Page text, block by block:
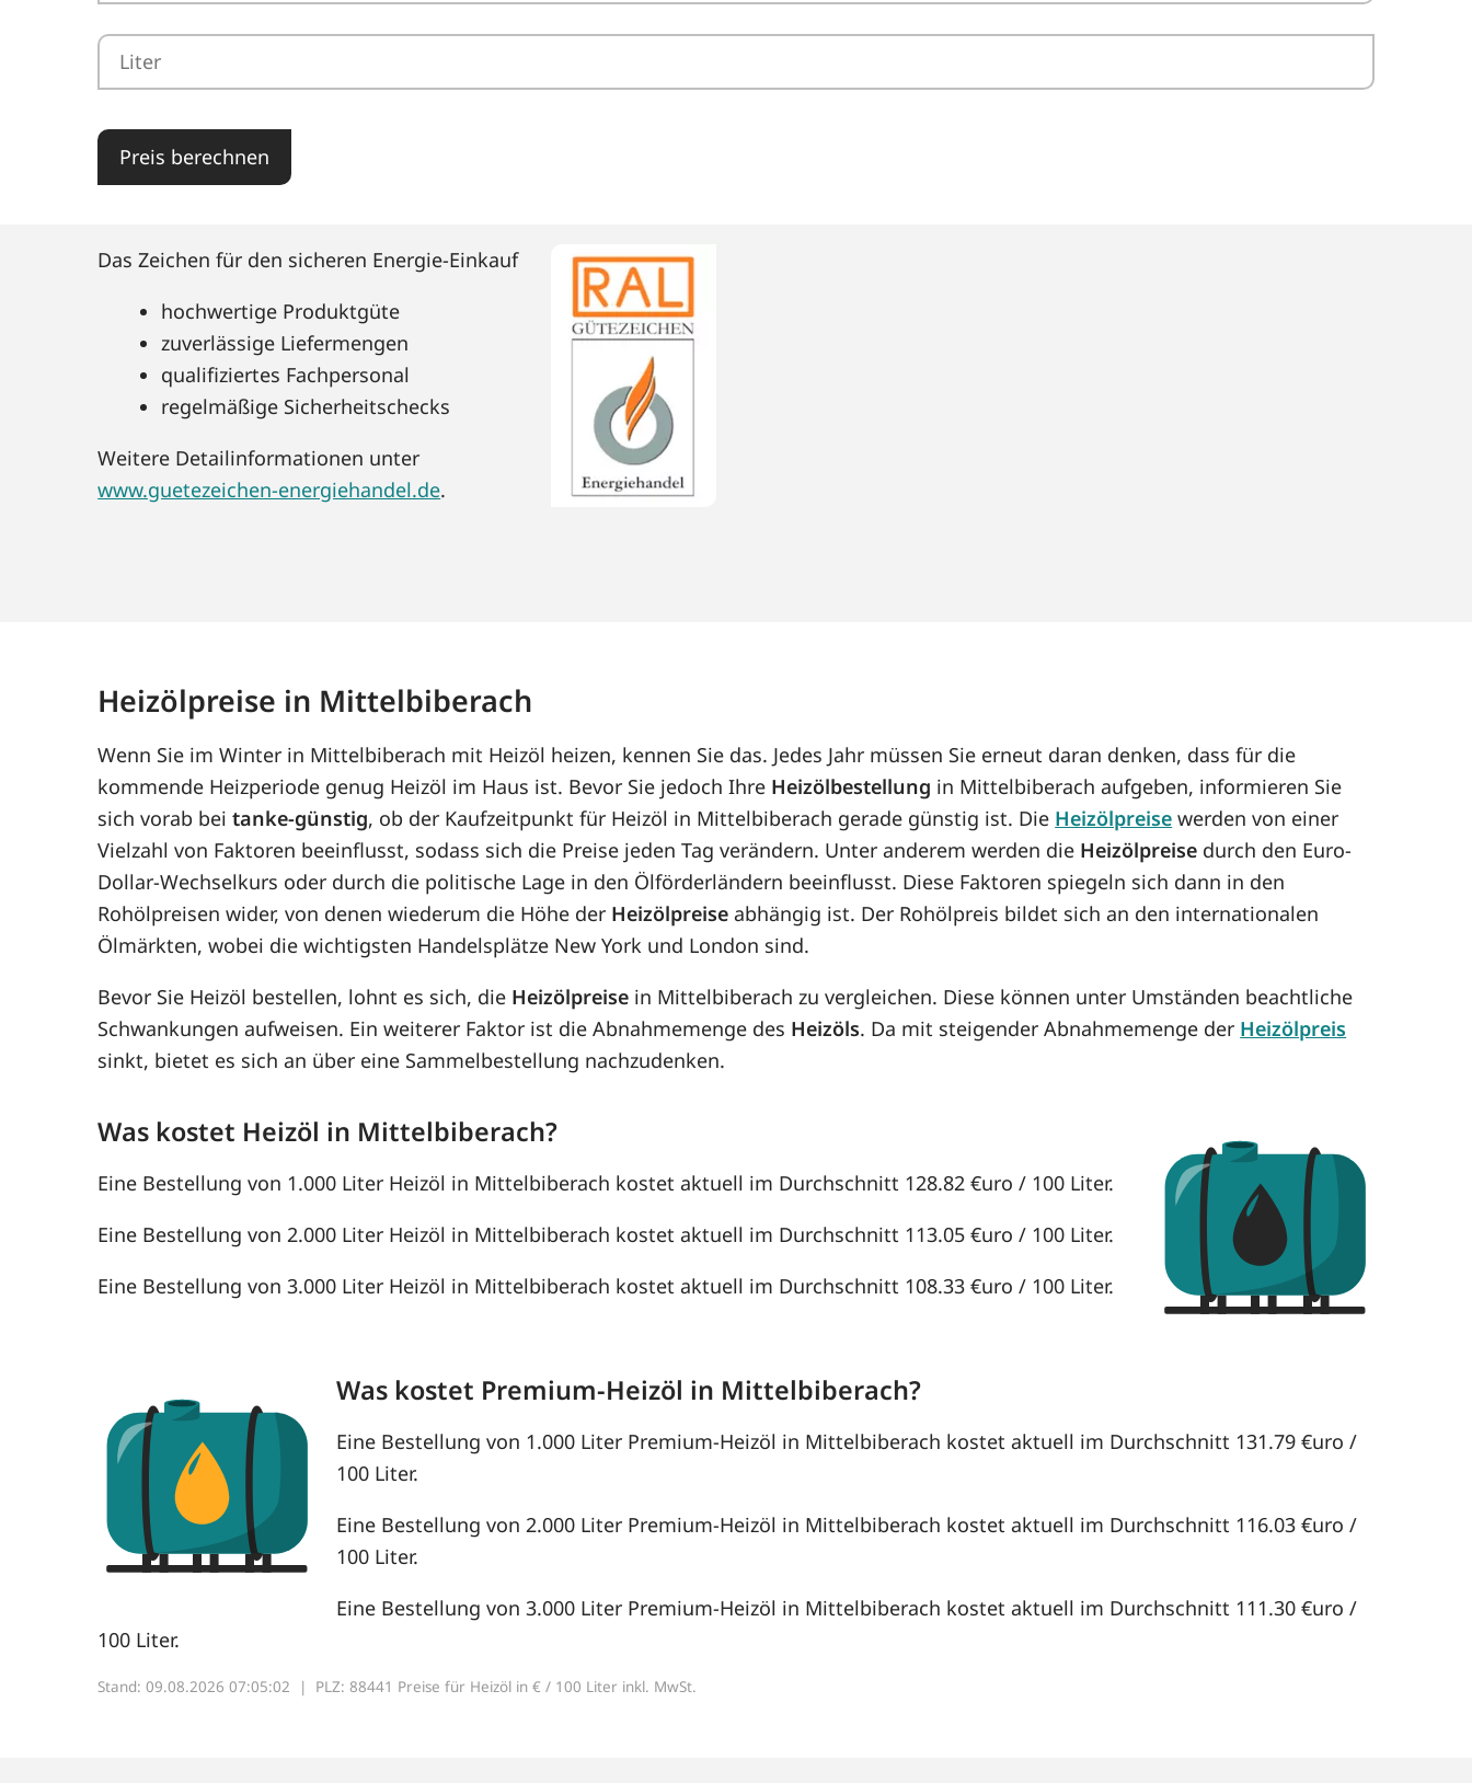
Preis berechnen
Das Zeichen für den sicheren Energie-Einkauf
hochwertige Produktgüte
zuverlässige Liefermengen
qualifiziertes Fachpersonal
regelmäßige Sicherheitschecks
Weitere Detailinformationen unter
www.guetezeichen-energiehandel.de.
Heizölpreise in Mittelbiberach
Wenn Sie im Winter in Mittelbiberach mit Heizöl heizen, kennen Sie das. Jedes Jahr müssen Sie erneut daran denken, dass für die
kommende Heizperiode genug Heizöl im Haus ist. Bevor Sie jedoch Ihre Heizölbestellung in Mittelbiberach aufgeben, informieren Sie
sich vorab beitanke-günstig, ob der Kaufzeitpunkt für Heizöl in Mittelbiberach gerade günstig ist. Die Heizölpreise werden von einer
Vielzahl von Faktoren beeinflusst, sodass sich die Preise jeden Tag verändern. Unter anderem werden die Heizölpreise durch den Euro-
Dollar-Wechselkurs oder durch die politische Lage in den Ölförderländern beeinflusst. Diese Faktoren spiegeln sich dann in den
Rohölpreisen wider, von denen wiederum die Höhe der Heizölpreise abhängig ist. Der Rohölpreis bildet sich an den internationalen
Ölmärkten, wobei die wichtigsten Handelsplätze New York und London sind.
Bevor Sie Heizöl bestellen, lohnt es sich, die Heizölpreise in Mittelbiberach zu vergleichen. Diese können unter Umständen beachtliche
Schwankungen aufweisen. Ein weiterer Faktor ist die Abnahmemenge des Heizöls. Da mit steigender Abnahmemenge der Heizölpreis
sinkt, bietet es sich an über eine Sammelbestellung nachzudenken.
Was kostet Heizöl in Mittelbiberach?
Eine Bestellung von 1.000 Liter Heizöl in Mittelbiberach kostet aktuell im Durchschnitt 128.82 €uro / 100 Liter.
Eine Bestellung von 2.000 Liter Heizöl in Mittelbiberach kostet aktuell im Durchschnitt 113.05 €uro / 100 Liter.
Eine Bestellung von 3.000 Liter Heizöl in Mittelbiberach kostet aktuell im Durchschnitt 108.33 €uro / 100 Liter.
Was kostet Premium-Heizöl in Mittelbiberach?
Eine Bestellung von 1.000 Liter Premium-Heizöl in Mittelbiberach kostet aktuell im Durchschnitt 131.79 €uro /
100 Liter.
Eine Bestellung von 2.000 Liter Premium-Heizöl in Mittelbiberach kostet aktuell im Durchschnitt 116.03 €uro /
100 Liter.
Eine Bestellung von 3.000 Liter Premium-Heizöl in Mittelbiberach kostet aktuell im Durchschnitt 111.30 €uro /
100 Liter.
Stand: 09.08.2026 07:05:02 | PLZ: 88441 Preise für Heizöl in € / 100 Liter inkl. MwSt.